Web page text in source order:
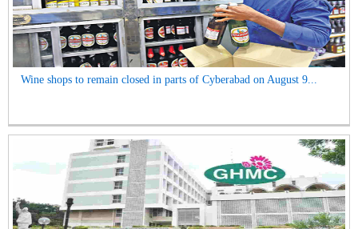
Wine shops to remain closed in parts of Cyberabad on August 9...